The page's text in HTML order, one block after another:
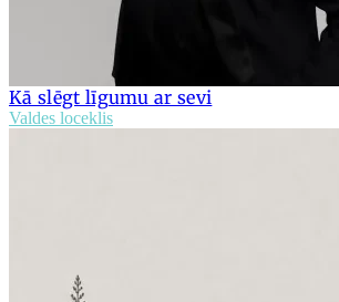
Kā slēgt līgumu ar sevi
Valdes loceklis